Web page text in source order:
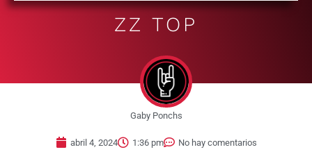
ZZ TOP
Gaby Ponchs
abril 4, 2024 1:36 pm No hay comentarios